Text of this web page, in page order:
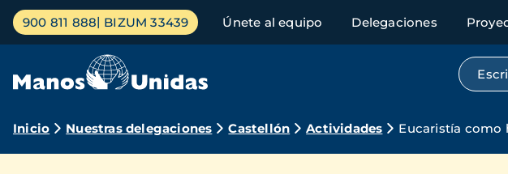
Pasar
contenido
Menú
principal
900 811 888 BIZUM 33439 Únete al equipo Delegaciones
Ruta
Inicio Nuestras delegaciones Castellón Actividades Eucaristía como